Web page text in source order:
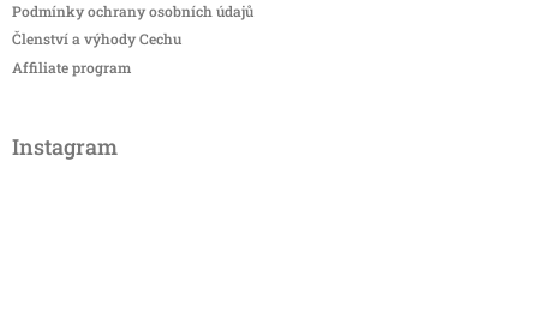
Podmínky ochrany osobních údajů
Členství a výhody Cechu
Affiliate program
Instagram